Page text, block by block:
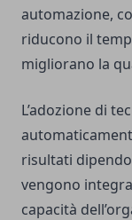
automazione,
riducono il
migliorano la
L’adozione di
risultati
vengono
capacità